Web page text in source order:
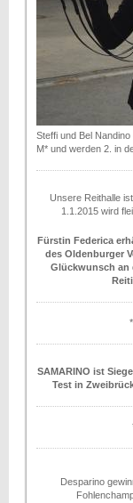
Steffi und Bel
M* und werden 2. in
Unsere Reithalle
1.1.2015 wird
Fürstin Federica
des Oldenburger
Glückwunsch an
SAMARINO ist
Test in
Desparino